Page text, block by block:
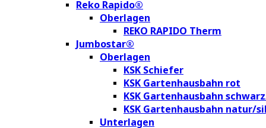
Reko Rapido®
Oberlagen
REKO RAPIDO Therm
Jumbostar®
Oberlagen
KSK Schiefer
KSK Gartenhausbahn rot
KSK Gartenhausbahn
KSK Gartenhausbahn natur/
Unterlagen